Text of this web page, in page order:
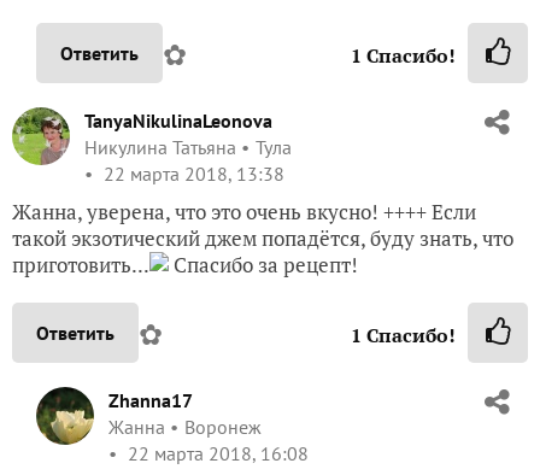
Ответить ✿ 1 Спасибо!
TanyaNikulinaLeonova
Никулина Татьяна
Тула
22 марта 2018, 13:38
Жанна, уверена, что это очень вкусно! ++++ Если
такой экзотический джем попадётся, буду знать, что
приготовить...
Спасибо за рецепт!
Ответить ✿ 1 Спасибо!
Zhanna17
Жанна
Воронеж
22 марта 2018, 16:08